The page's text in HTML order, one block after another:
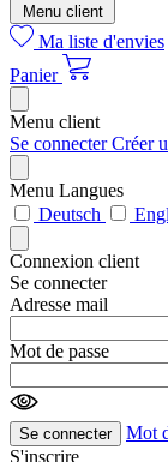
Menu client
Ma liste d'envies
Panier
Menu client
Se connecterCréer
Menu Langues
Deutsch
Connexion client
Se connecter
Adresse mail
Mot de passe
Se connecter
Mot
S'inscrire